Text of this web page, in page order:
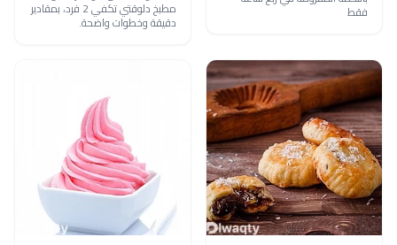
فقط مطبخ دلوقتي تكفي 2 فرد، بمقادير
دقيقة وخطوات واضحة.